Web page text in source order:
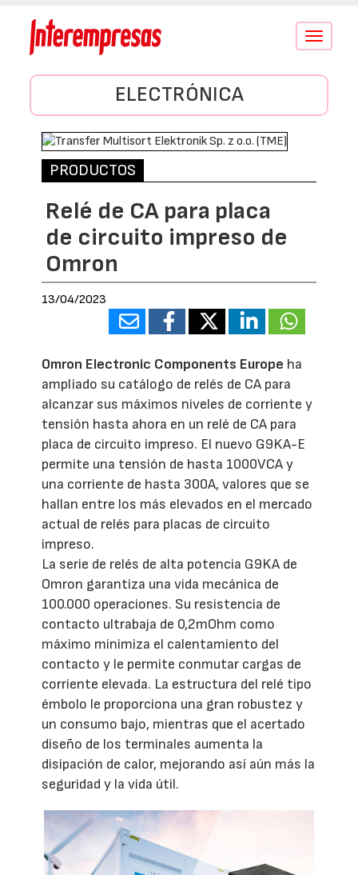
Conmutar
ELECTRÓNICA
PRODUCTOS
Relé de CA para placa
de circuito impreso de
Omron
13/04/2023
Omron Electronic Components Europe ha
ampliado su catálogo de relés de CA para
alcanzar sus máximos niveles de corriente y
tensión hasta ahora en un relé de CA para
placa de circuito impreso. El nuevo G9KA-E
permite una tensión de hasta 1000VCA y
una corriente de hasta 300A, valores que se
hallan entre los más elevados en el mercado
actual de relés para placas de circuito
impreso.
La serie de relés de alta potencia G9KA de
Omron garantiza una vida mecánica de
100.000 operaciones. Su resistencia de
contacto ultrabaja de 0,2mOhm como
máximo minimiza el calentamiento del
contacto y le permite conmutar cargas de
corriente elevada. La estructura del relé tipo
émbolo le proporciona una gran robustez y
un consumo bajo, mientras que el acertado
diseño de los terminales aumenta la
disipación de calor, mejorando así aún más la
seguridad y la vida útil.